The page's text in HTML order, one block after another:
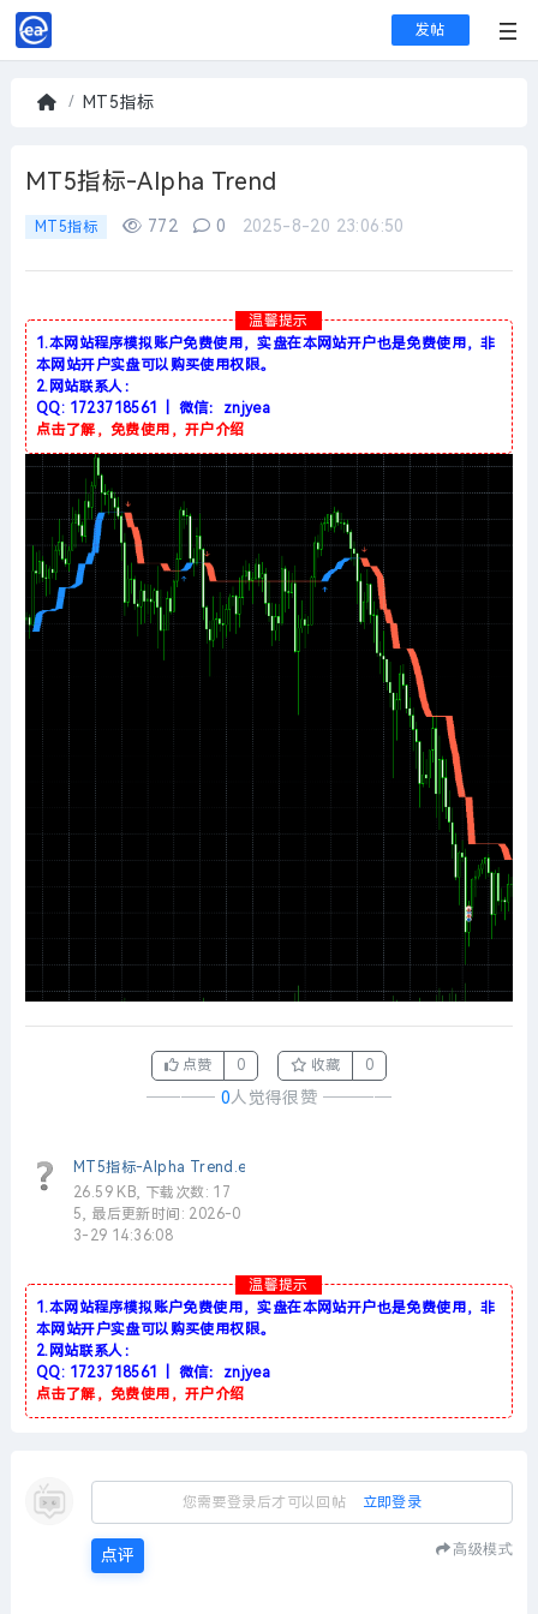
发帖
页
MT5指标
MT5指标-Alpha Trend
MT5指标 772 0 2025-8-20 23:06:50
温馨提示
1.本网站程序模拟账户免费使用，实盘在本网站开户也是免费使用，非
本网站开户实盘可以购买使用权限。
2.网站联系人：
QQ: 1723718561 | 微信：znjyea
点击了解，免费使用，开户介绍
点赞 0 收藏 0
──── 0人觉得很赞 ────
MT5指标-Alpha Trend.ex5
26.59 KB, 下载次数: 17
5, 最后更新时间: 2026-0
3-29 14:36:08
温馨提示
1.本网站程序模拟账户免费使用，实盘在本网站开户也是免费使用，非
本网站开户实盘可以购买使用权限。
2.网站联系人：
QQ: 1723718561 | 微信：znjyea
点击了解，免费使用，开户介绍
您需要登录后才可以回帖 立即登录
点评 高级模式